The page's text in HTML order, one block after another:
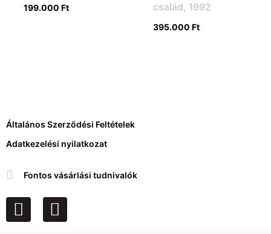
199.000 Ft
család, 1992
395.000 Ft
Általános Szerződési Feltételek
Adatkezelési nyilatkozat
Fontos vásárlási tudnivalók
F
a
I
n